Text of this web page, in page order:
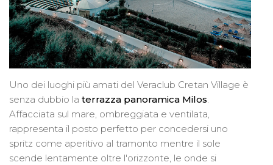
Uno dei luoghi più amati del Veraclub Cretan Village è
senza dubbio la terrazza panoramica Milos.
Affacciata sul mare, ombreggiata e ventilata,
rappresenta il posto perfetto per concedersi uno
spritz come aperitivo al tramonto mentre il sole
scende lentamente oltre l'orizzonte, le onde si